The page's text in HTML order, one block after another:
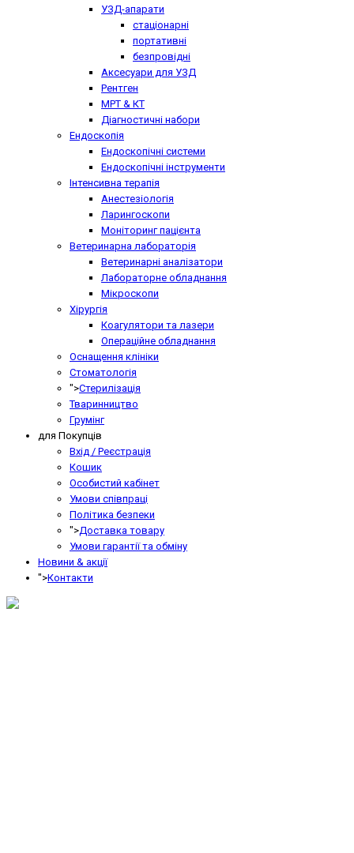
УЗД-апарати
стаціонарні
портативні
безпровідні
Аксесуари для УЗД
Рентген
МРТ & КТ
Діагностичні набори
Ендоскопія
Ендоскопічні системи
Ендоскопічні інструменти
Інтенсивна терапія
Анестезіологія
Ларингоскопи
Моніторинг пацієнта
Ветеринарна лабораторія
Ветеринарні аналізатори
Лабораторне обладнання
Мікроскопи
Хірургія
Коагулятори та лазери
Операційне обладнання
Оснащення клініки
Стоматологія
">Стерилізація
Тваринництво
Грумінг
для Покупців
Вхід / Реєстрація
Кошик
Особистий кабінет
Умови співпраці
Політика безпеки
">Доставка товару
Умови гарантії та обміну
Новини & акції
">Контакти